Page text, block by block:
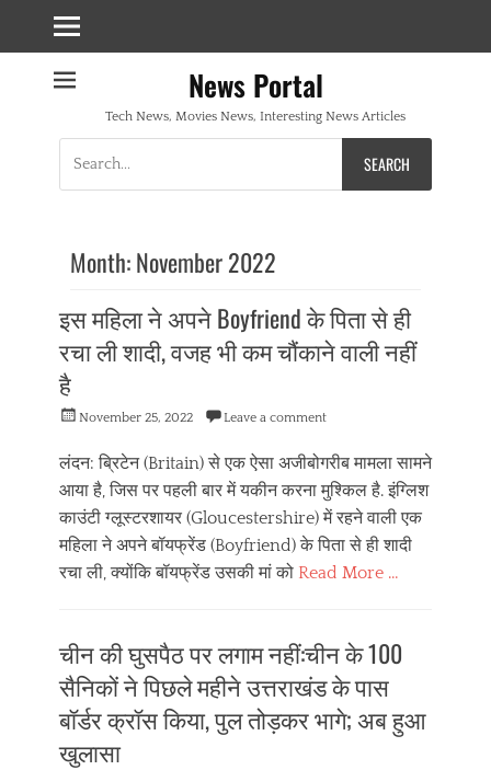
News Portal
Tech News, Movies News, Interesting News Articles
for:
Month:November 2022
इस महिला ने अपने Boyfriend के पिता से ही
रचा ली शादी, वजह भी कम चौंकाने वाली नहीं
है
PostedNovember 25, 2022 Leave a comment
लंदन: ब्रिटेन (Britain) से एक ऐसा अजीबोगरीब मामला सामने
आया है, जिस पर पहली बार में यकीन करना मुश्किल है. इंग्लिश
काउंटी ग्लूस्टरशायर (Gloucestershire) में रहने वाली एक
महिला ने अपने बॉयफ्रेंड (Boyfriend) के पिता से ही शादी
रचा ली, क्योंकि बॉयफ्रेंड उसकी मां को Read More …
श
दे
श
चीन की घुसपैठ पर लगाम नहीं:चीन के 100
सैनिकों ने पिछले महीने उत्तराखंड के पास
बॉर्डर क्रॉस किया, पुल तोड़कर भागे; अब हुआ
खुलासा